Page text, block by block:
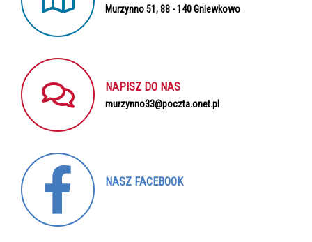
Murzynno 51, 88 - 140 Gniewkowo
NAPISZ DO NAS
murzynno33@poczta.onet.pl
NASZ FACEBOOK